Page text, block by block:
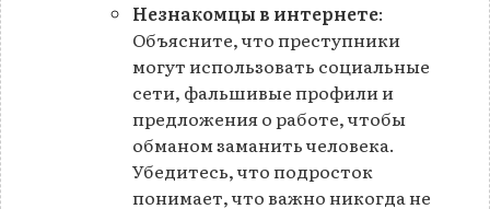
Незнакомцы в интернете:
Объясните, что преступники
могут использовать социальные
сети, фальшивые профили и
предложения о работе, чтобы
обманом заманить человека.
Убедитесь, что подросток
понимает, что важно никогда не